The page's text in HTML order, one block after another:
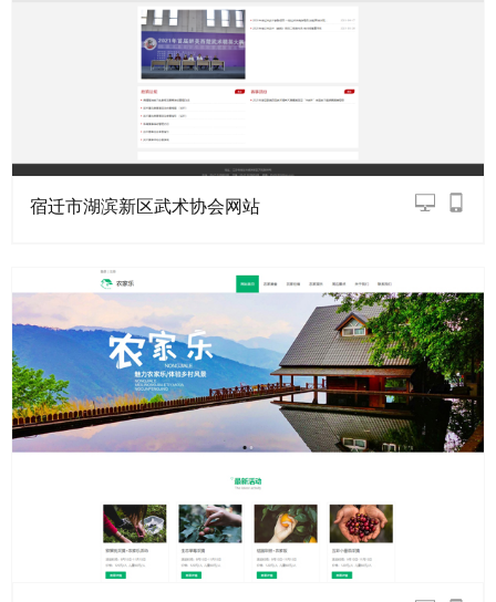
宿迁市湖滨新区武术协会网站